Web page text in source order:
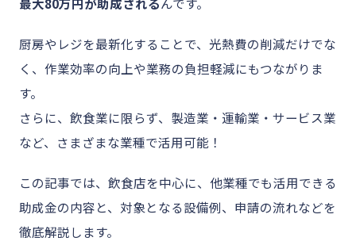
厨房やレジを最新化することで、光熱費の削減だけでな
く、作業効率の向上や業務の負担軽減にもつながりま
す。
さらに、飲食業に限らず、製造業・運輸業・サービス業
など、さまざまな業種で活用可能！
この記事では、飲食店を中心に、他業種でも活用できる
助成金の内容と、対象となる設備例、申請の流れなどを
徹底解説します。